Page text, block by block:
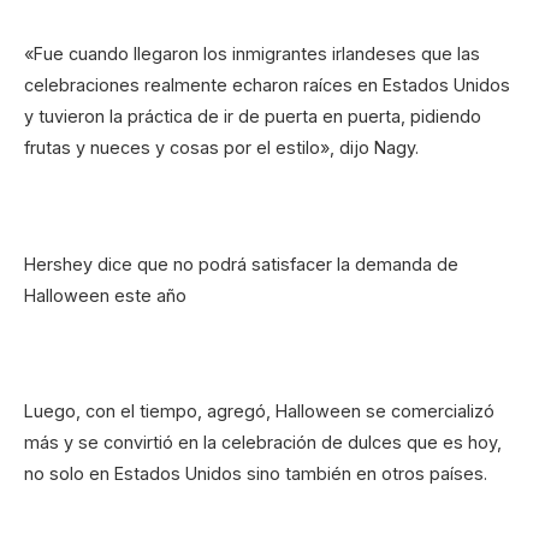
«Fue cuando llegaron los inmigrantes irlandeses que las
celebraciones realmente echaron raíces en Estados Unidos
y tuvieron la práctica de ir de puerta en puerta, pidiendo
frutas y nueces y cosas por el estilo», dijo Nagy.
Hershey dice que no podrá satisfacer la demanda de
Halloween este año
Luego, con el tiempo, agregó, Halloween se comercializó
más y se convirtió en la celebración de dulces que es hoy,
no solo en Estados Unidos sino también en otros países.